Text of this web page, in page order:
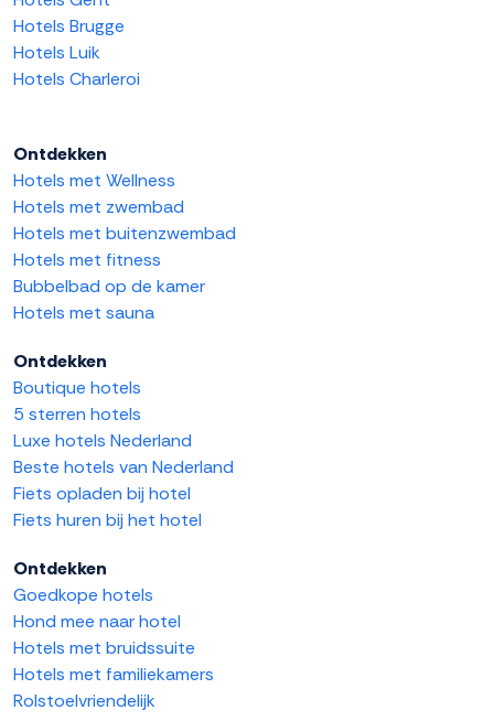
Hotels Brugge
Hotels Luik
Hotels Charleroi
Ontdekken
Hotels met Wellness
Hotels met zwembad
Hotels met buitenzwembad
Hotels met fitness
Bubbelbad op de kamer
Hotels met sauna
Ontdekken
Boutique hotels
5 sterren hotels
Luxe hotels Nederland
Beste hotels van Nederland
Fiets opladen bij hotel
Fiets huren bij het hotel
Ontdekken
Goedkope hotels
Hond mee naar hotel
Hotels met bruidssuite
Hotels met familiekamers
Rolstoelvriendelijk